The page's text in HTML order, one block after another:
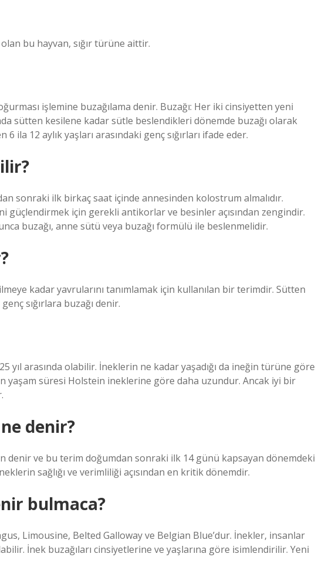
olan bu hayvan, sığır türüne aittir.
işlemine buzağılama denir. Buzağı: Her iki cinsiyetten yeni
sütten kesilene kadar sütle beslendikleri dönemde buzağı olarak
6 ila 12 aylık yaşları arasındaki genç sığırları ifade eder.
sonraki ilk birkaç saat içinde annesinden kolostrum almalıdır.
güçlendirmek için gerekli antikorlar ve besinler açısından zengindir.
buzağı, anne sütü veya buzağı formülü ile beslenmelidir.
kadar yavrularını tanımlamak için kullanılan bir terimdir. Sütten
sığırlara buzağı denir.
yıl arasında olabilir. İneklerin ne kadar yaşadığı da ineğin türüne göre
yaşam süresi Holstein ineklerine göre daha uzundur. Ancak iyi bir
denir?
denir ve bu terim doğumdan sonraki ilk 14 günü kapsayan dönemdeki
sağlığı ve verimliliği açısından en kritik dönemdir.
bulmaca?
Limousine, Belted Galloway ve Belgian Blue’dur. İnekler, insanlar
İnek buzağıları cinsiyetlerine ve yaşlarına göre isimlendirilir. Yeni